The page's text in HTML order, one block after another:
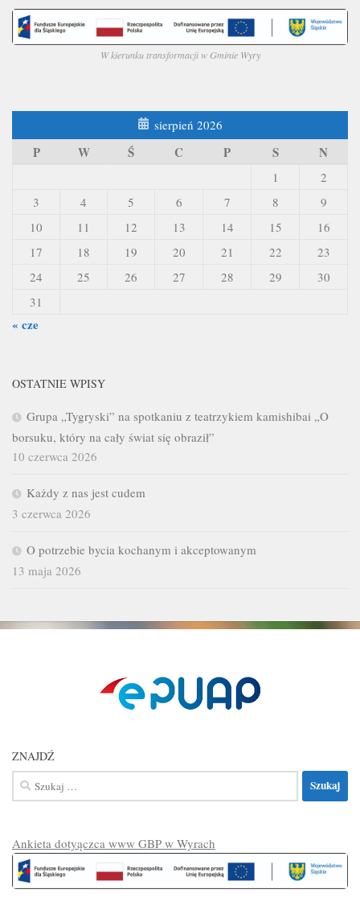
W kierunku transformacji w Gminie Wyry
sierpień 2026
P W Ś C P S N
1
2
3
4 5 6 7 8
9
10
11 12 13 14 15
16
17
18 19 20 21 22
23
24
25 26 27 28 29
30
31
« cze
OSTATNIE WPISY
Grupa „Tygryski” na spotkaniu z teatrzykiem kamishibai „O
borsuku, który na cały świat się obraził”
10 czerwca 2026
Każdy z nas jest cudem
3 czerwca 2026
O potrzebie bycia kochanym i akceptowanym
13 maja 2026
ZNAJDŹ
Szukaj:
Ankieta dotyączca www GBP w Wyrach